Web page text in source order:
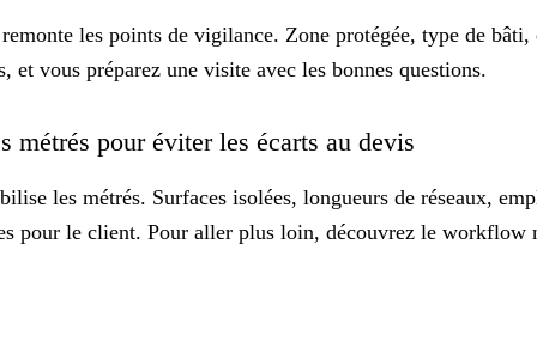
les points de vigilance. Zone protégée, type de
et vous préparez une visite avec les bonnes questions.
pour éviter les écarts au devis
les métrés. Surfaces isolées, longueurs de réseaux,
pour le client. Pour aller plus loin, découvrez le workflow